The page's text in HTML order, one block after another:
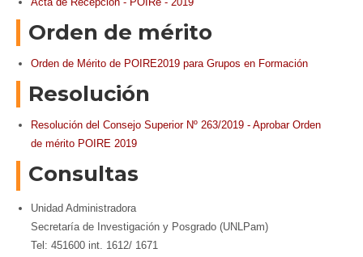
Orden de mérito
Orden de Mérito de POIRE2019 para Grupos en Formación
Resolución
Resolución del Consejo Superior Nº 263/2019 - Aprobar Orden
de mérito POIRE 2019
Consultas
Unidad Administradora
Secretaría de Investigación y Posgrado (UNLPam)
Tel: 451600 int. 1612/ 1671